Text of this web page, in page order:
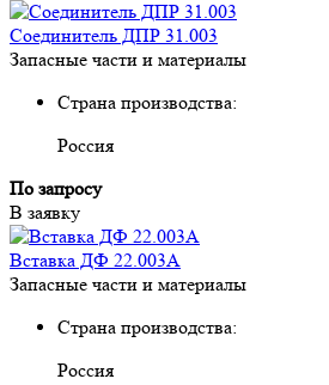
Соединитель ДПР 31.003
Запасные части и материалы
Страна производства:
Россия
По запросу
В заявку
Вставка ДФ 22.003А
Запасные части и материалы
Страна производства:
Россия